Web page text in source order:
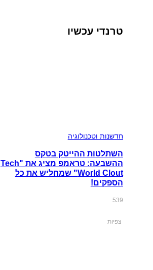
טרנדי עכשיו
חדשנות וטכנולוגיה
השתלטות ההייטק בטקס
ההשבעה: טראמפ מציג את "Tech
World Clout" שמחליש את כל
הספקים!
539
צפיות